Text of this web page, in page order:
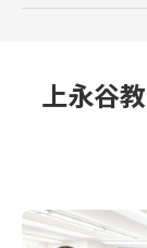
上永谷教